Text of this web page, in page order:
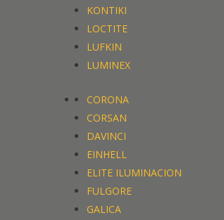
KONTIKI
LOCTITE
LUFKIN
LUMINEX
CORONA
CORSAN
DAVINCI
EINHELL
ELITE ILUMINACION
FULGORE
GALICA